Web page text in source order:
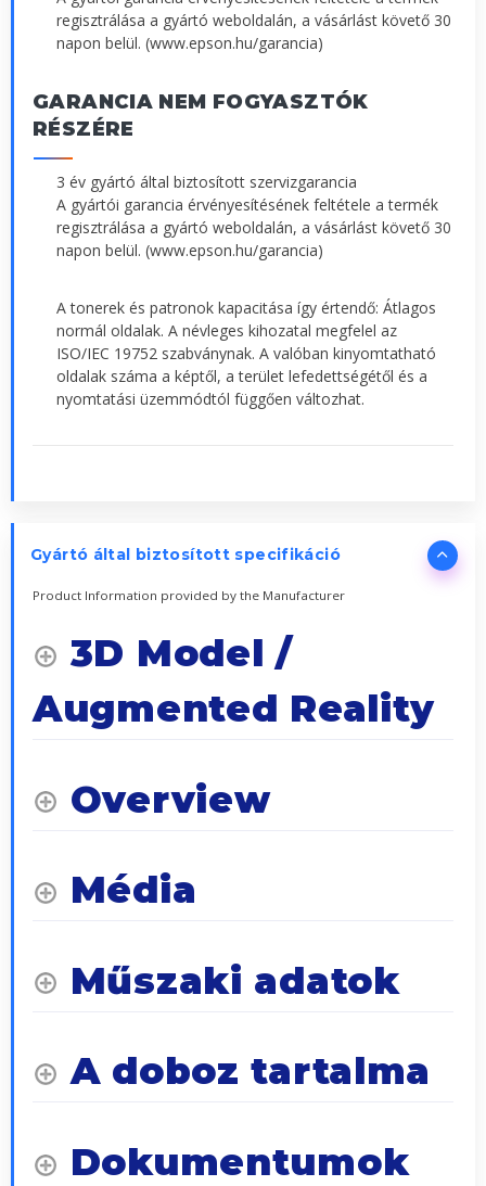
regisztrálása a gyártó weboldalán, a vásárlást követő 30
napon belül. (www.epson.hu/garancia)
GARANCIA NEM FOGYASZTÓK
RÉSZÉRE
3 év gyártó által biztosított szervizgarancia
A gyártói garancia érvényesítésének feltétele a termék
regisztrálása a gyártó weboldalán, a vásárlást követő 30
napon belül. (www.epson.hu/garancia)
A tonerek és patronok kapacitása így értendő: Átlagos
normál oldalak. A névleges kihozatal megfelel az
ISO/IEC 19752 szabványnak. A valóban kinyomtatható
oldalak száma a képtől, a terület lefedettségétől és a
nyomtatási üzemmódtól függően változhat.
Gyártó által biztosított specifikáció
Product Information provided by the Manufacturer
3D Model /
Augmented Reality
Overview
Média
Műszaki adatok
A doboz tartalma
Dokumentumok